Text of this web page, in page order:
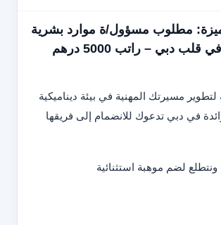
مطلوب مسؤول/ة موارد بشرية
(HR Admin) في قلب دبي – راتب 5000 درهم
مسيرتك المهنية في بيئة ديناميكية
في دبي تدعوك للانضمام إلى فريقها
ونتطلع لضم موهبة استثنائية